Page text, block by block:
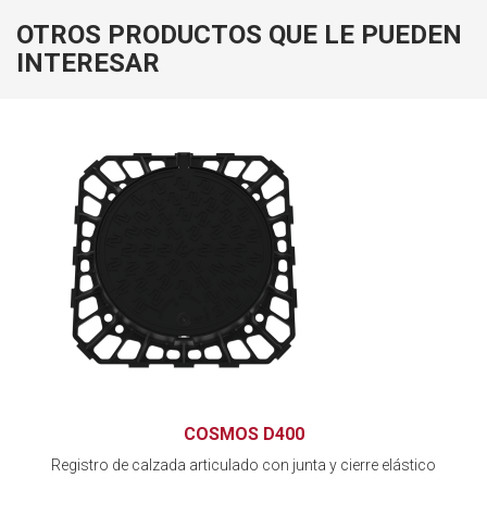
OTROS PRODUCTOS QUE LE PUEDEN
INTERESAR
COSMOS D400
Registro de calzada articulado con junta y cierre elástico